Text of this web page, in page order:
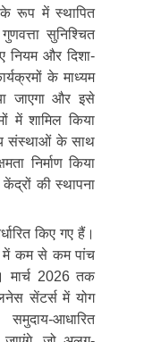
रूप में स्थापित
सुनिश्चित
नियम और दिशा-
के माध्यम
जाएगा और इसे
में शामिल किया
संस्थाओं के साथ
निर्माण किया
केंद्रों की स्थापना
किए गए हैं।
में कम से कम पांच
मार्च 2026 तक
सेंटर्स में योग
आधारित